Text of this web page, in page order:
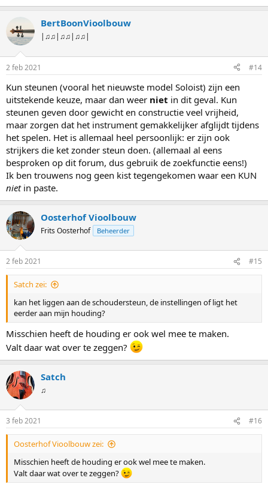
BertBoonVioolbouw
|♫♫|♫♫|♫♫|
2 feb 2021 #14
Kun steunen (vooral het nieuwste model Soloist) zijn een
uitstekende keuze, maar dan weer niet in dit geval. Kun
steunen geven door gewicht en constructie veel vrijheid,
maar zorgen dat het instrument gemakkelijker afglijdt tijdens
het spelen. Het is allemaal heel persoonlijk: er zijn ook
strijkers die ket zonder steun doen. (allemaal al eens
besproken op dit forum, dus gebruik de zoekfunctie eens!)
Ik ben trouwens nog geen kist tegengekomen waar een KUN
nietin paste.
Oosterhof Vioolbouw
Frits Oosterhof Beheerder
2 feb 2021 #15
Satch zei:
kan het liggen aan de schoudersteun, de instellingen of ligt het
eerder aan mijn houding?
Misschien heeft de houding er ook wel mee te maken.
Valt daar wat over te zeggen?
Satch
♫
3 feb 2021 #16
Oosterhof Vioolbouw zei:
Misschien heeft de houding er ook wel mee te maken.
Valt daar wat over te zeggen?